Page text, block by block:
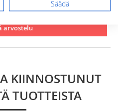
arvostelu
KIINNOSTUNUT
TUOTTEISTA
Säädä